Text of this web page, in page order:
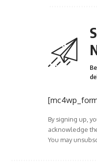
By signing up,
acknowledge
You may